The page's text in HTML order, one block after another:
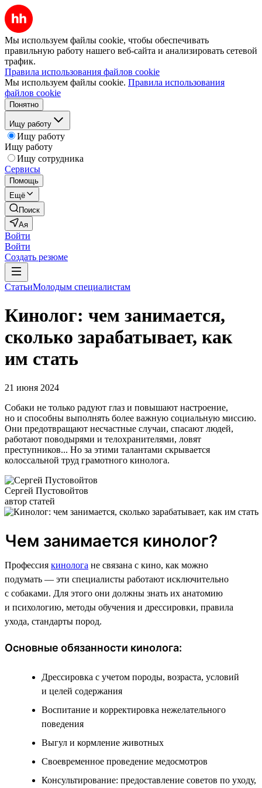
Мы используем файлы cookie, чтобы обеспечивать
правильную работу нашего веб-сайта и анализировать сетевой
трафик.
Правила использования файлов cookie
Мы используем файлы cookie. Правила использования
файлов cookie
Понятно
Ищу работу
Ищу работу
Ищу работу
Ищу сотрудника
Сервисы
Помощь
Ещё
Поиск
Ая
Войти
Войти
Создать резюме
СтатьиМолодым специалистам
Кинолог: чем занимается,
сколько зарабатывает, как
им стать
21 июня 2024
Собаки не только радуют глаз и повышают настроение,
но и способны выполнять более важную социальную миссию.
Они предотвращают несчастные случаи, спасают людей,
работают поводырями и телохранителями, ловят
преступников... Но за этими талантами скрывается
колоссальной труд грамотного кинолога.
Сергей Пустовойтов
автор статей
Чем занимается кинолог?
Профессия кинолога не связана с кино, как можно
подумать — эти специалисты работают исключительно
с собаками. Для этого они должны знать их анатомию
и психологию, методы обучения и дрессировки, правила
ухода, стандарты пород.
Основные обязанности кинолога:
Дрессировка с учетом породы, возраста, условий
и целей содержания
Воспитание и корректировка нежелательного
поведения
Выгул и кормление животных
Своевременное проведение медосмотров
Консультирование: предоставление советов по уходу,